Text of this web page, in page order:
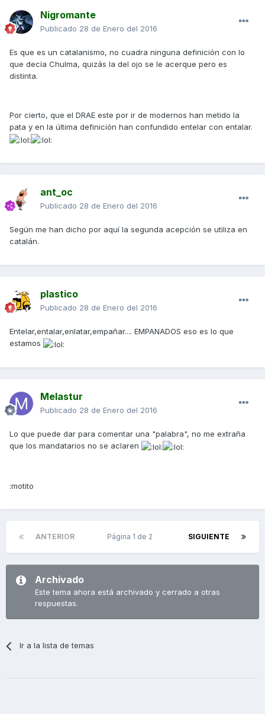
Nigromante
Publicado 28 de Enero del 2016
Es que es un catalanismo, no cuadra ninguna definición con lo
que decía Chulma, quizás la del ojo se le acerque pero es
distinta.
Por cierto, que el DRAE este por ir de modernos han metido la
pata y en la última definición han confundido entelar con entalar.
ant_oc
Publicado 28 de Enero del 2016
Según me han dicho por aquí la segunda acepción se utiliza en
catalán.
plastico
Publicado 28 de Enero del 2016
Entelar,entalar,enlatar,empañar.... EMPANADOS eso es lo que
estamos
Melastur
Publicado 28 de Enero del 2016
Lo que puede dar para comentar una "palabra", no me extraña
que los mandatarios no se aclaren
:motito
ANTERIOR SIGUIENTE
Página 1 de 2
Archivado
Este tema ahora está archivado y cerrado a otras
respuestas.
Ir a la lista de temas